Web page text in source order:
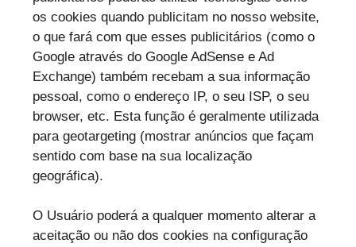
os cookies quando publicitam no nosso website,
o que fará com que esses publicitários (como o
Google através do Google AdSense e Ad
Exchange) também recebam a sua informação
pessoal, como o endereço IP, o seu ISP, o seu
browser, etc. Esta função é geralmente utilizada
para geotargeting (mostrar anúncios que façam
sentido com base na sua localização
geográfica).
O Usuário poderá a qualquer momento alterar a
aceitação ou não dos cookies na configuração